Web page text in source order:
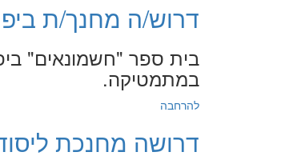
דרוש/ה מחנך/ת ביפו -
בית ספר "חשמונאים"
במתמטיקה.
להרחבה
דרושה מחנכת ליסודי